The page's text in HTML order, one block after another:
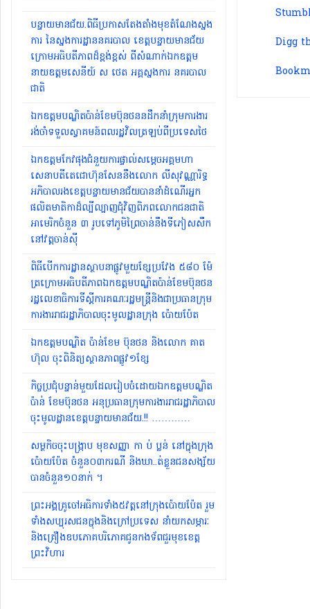
បន្ទាយមានជ័យ.ពិធីប្រកាសតែងតាំងមុខតំណែងស្នង
ការ នៃស្នងការដ្ឋាននគរបាល ខេត្តបន្ទាយមានជ័យ
ក្រោមអធិបតីភាពដ៏ខ្ពង់ខ្ពស់ ពីសំណាក់ឯកឧត្តម
នាយឧត្តមសេនីយ៍ ស ថេត អគ្គស្នងការ នគរបាល
ជាតិ
ឯកឧត្តមបណ្ឌិតប៉ាន់ខែមប៊ុនថននដឹកនាំក្រុមការងារ
រង់ចាំទទួលស្វាគមន៍ពលរដ្ឋវិលត្រឡប់ពីប្រទេសថៃ
ឯកឧត្តមកែវផុងជំនួយការផ្ទាល់សម្ដេចអគ្គមហា
សេនាបតីតេជោហ៊ុនសែននឹងលោក លីសុវណ្ណារិទ្ធ
អភិបាលរងខេត្តបន្ទាយមានជ័យបាននាំដំណើរអ្នក
ផលិតមាតិកាដ៏ល្បីល្បាញជុំវិញពិភពលោកជនជាតិ
អាមេរិកចំនួន ៣ រូបទៅភូមិព្រៃចាន់នឹងទីភៀសសឹក
នៅវត្តចាន់សុី
ពិធីបើកការដ្ឋានស្ថាបនាផ្លូវមួយខ្សែប្រវែង ៥៨០ ម៉ែ
ត្រក្រោមអធិបតីភាពឯកឧត្តមបណ្ឌិតប៉ាន់ខែមប៊ុនថន
រដ្ឋលេខាធិការទីស្ដីការគណៈរដ្ឋមន្ត្រីនិងជាប្រធានក្រុម
ការងាររាជរដ្ឋាភិបាលចុះមូលដ្ឋានក្រុង ប៉ោយប៉ែត
ឯកឧត្តមបណ្ឌិត ប៉ាន់ខែម ប៊ុនថន និងលោក គាត
ហ៊ុល ចុះពិនិត្យស្ថានភាពផ្លូវ១ខ្សែ
កិច្ចប្រជុំបន្ទាន់មួយដែលរៀបចំដោយឯកឧត្តមបណ្ឌិត
ប៉ាន់ ខែមប៊ុនថន អនុប្រធានក្រុមការងាររាជរដ្ឋាភិបាល
ចុះមូលដ្ឋានខេត្តបន្ទាយមានជ័យ.!! …………
សម្ថកិចចុះបង្រ្កាប មុខសញ្ញា កា ប់ ប្លន់ នៅក្នុងក្រុង
ប៉ោយប៉ែត ចំនួន០៣ករណី និងឃា..ត់ខ្លួនជនសង្ស័យ
បានចំនួន១០នាក់ ។
ព្រះអង្គគ្រូចៅអធិការទាំង៥វត្តនៅក្រុងប៉ោយប៉ែត រួម
ទាំងសប្បុរសជនក្នុងនិងក្រៅប្រទេស នាំយកសម្ភារៈ
និងគ្រឿងឧបភោគបរិភោគជូនកងទ័ពជួរមុខខេត្ត
ព្រះវិហារ
Digg